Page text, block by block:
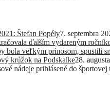
Štefan Popély7. septembra
ďalším vydareným
bola veľkým prínosom, spustili
krúžok na Podskalke28.
nádeje prihlásené do športovej